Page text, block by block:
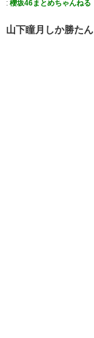
: 櫻坂46まとめちゃんねる
山下瞳月しか勝たん